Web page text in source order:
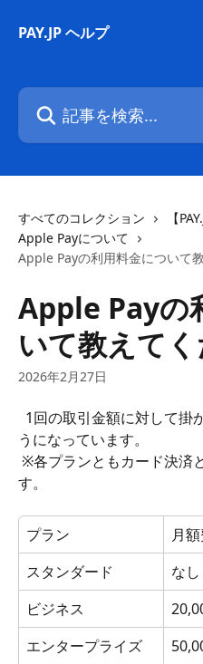
PAY.JP ヘルプ
記事を検索...
すべてのコレクション
【
Apple Payについて
Apple Payの利用料金について
Apple Payの
いて教えて
2026年2月27日
うになっています。
※各プランともカード決済
す。
プラン 月
スタンダード
なし
ビジネス
エンタープライズ